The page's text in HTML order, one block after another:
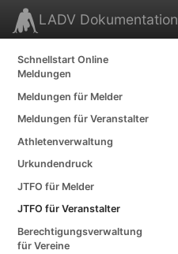
LADV Dokumentation
Schnellstart Online
Meldungen
Meldungen für Melder
Meldungen für Veranstalter
Athletenverwaltung
Urkundendruck
JTFO für Melder
JTFO für Veranstalter
Berechtigungsverwaltung
für Vereine